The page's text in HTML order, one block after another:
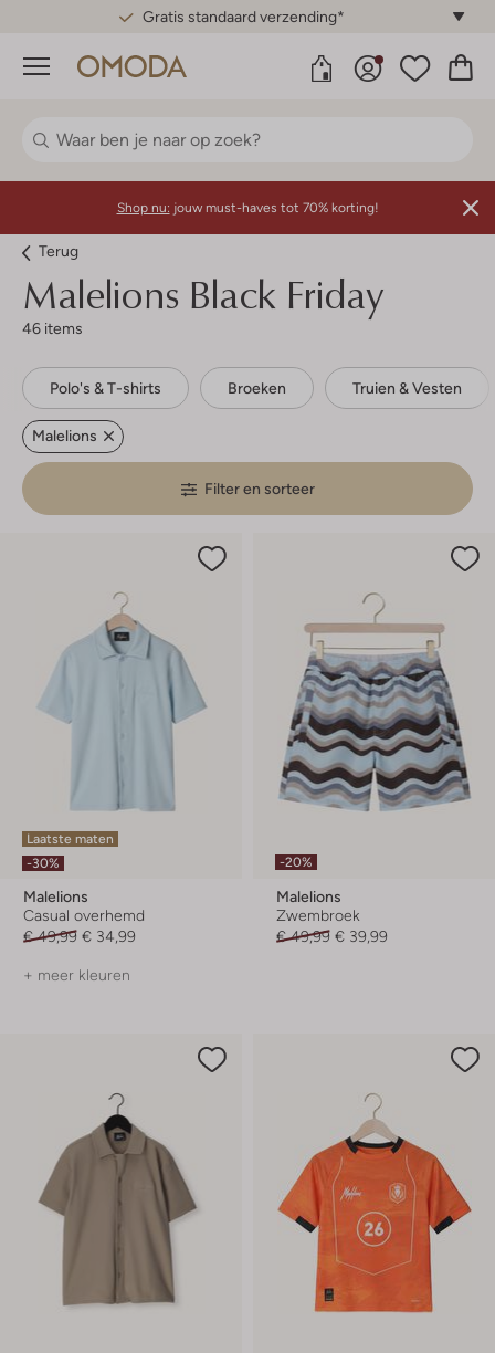
Gratis standaard verzending*
Menu
Shop nu: jouw must-haves tot 70% korting!
Terug
Malelions Black Friday
46 items
Polo's & T-shirts Broeken Truien & Vesten
Malelions
Filter en sorteer
Laatste maten
-30%
Malelions
Casual overhemd
€ 49,99 € 34,99
+ meer kleuren
-20%
Malelions
Zwembroek
€ 49,99 € 39,99